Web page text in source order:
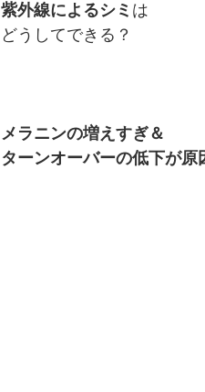
紫外線によるシミ は
どうしてできる？
メラニンの増えすぎ＆
ターンオーバーの低下が原